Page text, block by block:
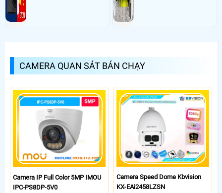
CAMERA QUAN SÁT BÁN CHẠY
Camera IP Full Color 5MP IMOU
IPC-PS8DP-5V0
Camera Speed Dome Kbvision
KX-EAi2458LZSN